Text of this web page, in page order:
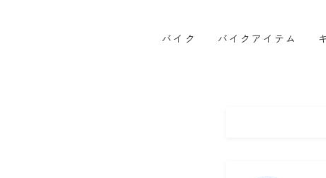
バイク バイクアイテム